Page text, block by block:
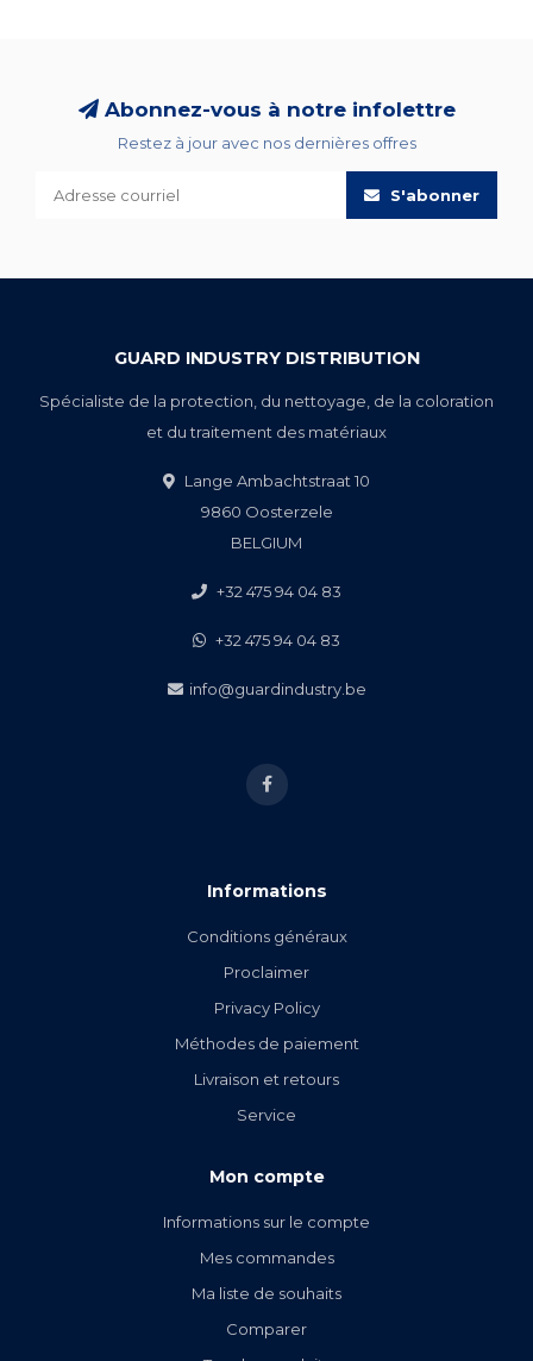
Abonnez-vous à notre infolettre
Restez à jour avec nos dernières offres
S'abonner
GUARD INDUSTRY DISTRIBUTION
Spécialiste de la protection, du nettoyage, de la coloration
et du traitement des matériaux
Lange Ambachtstraat 10
9860 Oosterzele
BELGIUM
+32 475 94 04 83
+32 475 94 04 83
info@guardindustry.be
Informations
Conditions généraux
Proclaimer
Privacy Policy
Méthodes de paiement
Livraison et retours
Service
Mon compte
Informations sur le compte
Mes commandes
Ma liste de souhaits
Comparer